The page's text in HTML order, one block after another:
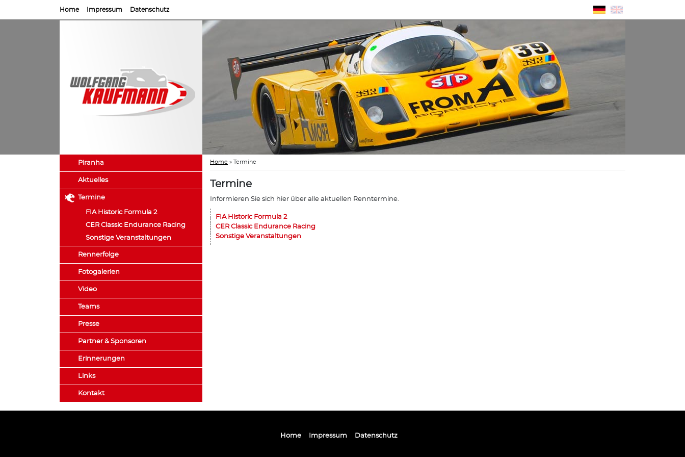
Home Impressum Datenschutz
Piranha
Aktuelles
Termine
FIA Historic Formula 2
CER Classic Endurance Racing
Sonstige Veranstaltungen
Rennerfolge
Fotogalerien
Video
Teams
Presse
Partner & Sponsoren
Erinnerungen
Links
Kontakt
Home » Termine
Termine
Informieren Sie sich hier über alle aktuellen Renntermine.
FIA Historic Formula 2
CER Classic Endurance Racing
Sonstige Veranstaltungen
Home Impressum Datenschutz